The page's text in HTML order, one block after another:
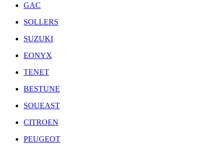
GAC
SOLLERS
SUZUKI
EONYX
TENET
BESTUNE
SOUEAST
CITROEN
PEUGEOT